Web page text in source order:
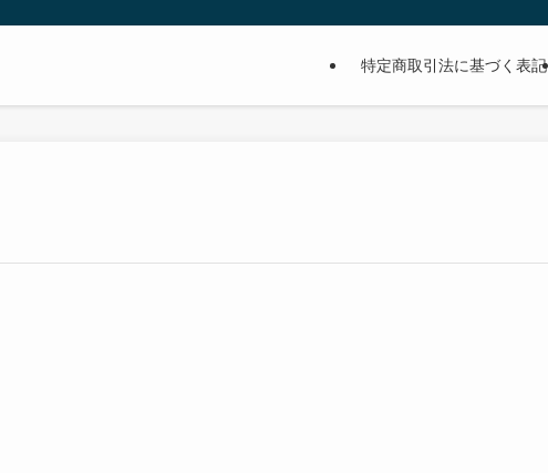
特定商取引法に基づく表記